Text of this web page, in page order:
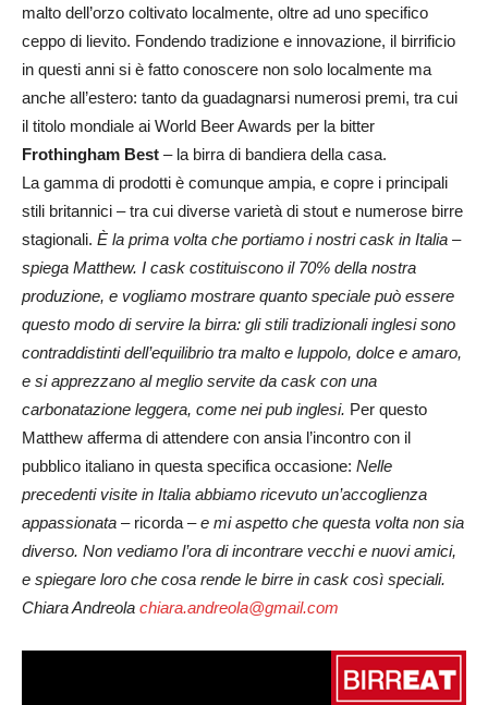
malto dell’orzo coltivato localmente, oltre ad uno specifico
ceppo di lievito. Fondendo tradizione e innovazione, il birrificio
in questi anni si è fatto conoscere non solo localmente ma
anche all’estero: tanto da guadagnarsi numerosi premi, tra cui
il titolo mondiale ai World Beer Awards per la bitter
Frothingham Best – la birra di bandiera della casa.
La gamma di prodotti è comunque ampia, e copre i principali
stili britannici – tra cui diverse varietà di stout e numerose birre
stagionali. È la prima volta che portiamo i nostri cask in Italia –
spiega Matthew. I cask costituiscono il 70% della nostra
produzione, e vogliamo mostrare quanto speciale può essere
questo modo di servire la birra: gli stili tradizionali inglesi sono
contraddistinti dell’equilibrio tra malto e luppolo, dolce e amaro,
e si apprezzano al meglio servite da cask con una
carbonatazione leggera, come nei pub inglesi. Per questo
Matthew afferma di attendere con ansia l’incontro con il
pubblico italiano in questa specifica occasione: Nelle
precedenti visite in Italia abbiamo ricevuto un’accoglienza
appassionata – ricorda –e mi aspetto che questa volta non sia
diverso. Non vediamo l’ora di incontrare vecchi e nuovi amici,
e spiegare loro che cosa rende le birre in cask così speciali.
Chiara Andreola chiara.andreola@gmail.com